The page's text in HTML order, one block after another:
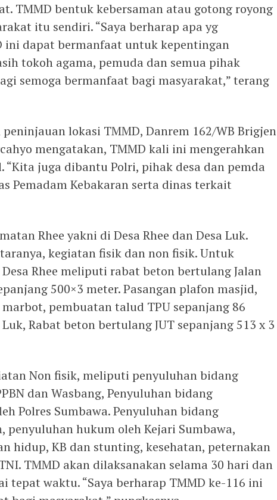
TMMD bentuk kebersaman atau gotong royong
itu sendiri. “Saya berharap apa yg
ini dapat bermanfaat untuk kepentingan
tokoh agama, pemuda dan semua pihak
semoga bermanfaat bagi masyarakat,” terang
lokasi TMMD, Danrem 162/WB Brigjen
mengatakan, TMMD kali ini mengerahkan
“Kita juga dibantu Polri, pihak desa dan pemda
Pemadam Kebakaran serta dinas terkait
Rhee yakni di Desa Rhee dan Desa Luk.
kegiatan fisik dan non fisik. Untuk
Rhee meliputi rabat beton bertulang Jalan
500×3 meter. Pasangan plafon masjid,
pembuatan talud TPU sepanjang 86
Rabat beton bertulang JUT sepanjang 513 x 3
Non fisik, meliputi penyuluhan bidang
dan Wasbang, Penyuluhan bidang
Polres Sumbawa. Penyuluhan bidang
penyuluhan hukum oleh Kejari Sumbawa,
hidup, KB dan stunting, kesehatan, peternakan
TMMD akan dilaksanakan selama 30 hari dan
tepat waktu. “Saya berharap TMMD ke-116 ini